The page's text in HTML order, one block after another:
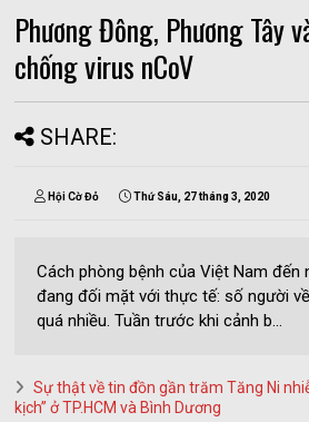
Phương Đông, Phương Tây
chống virus nCoV
SHARE:
Hội Cờ Đỏ Thứ Sáu, 27 tháng 3, 2020
Cách phòng bệnh của Việt Nam đến
đang đối mặt với thực tế: số người
quá nhiều. Tuần trước khi cảnh b...
Sự thật về tin đồn gần trăm Tăng Ni
kịch” ở TP.HCM và Bình Dương